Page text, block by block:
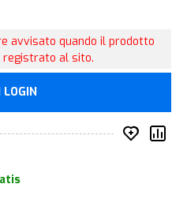
avvisato quando il prodotto
registrato al sito.
LOGIN